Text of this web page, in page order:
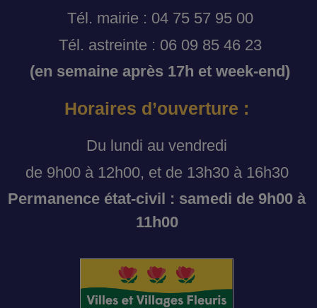
Tél. mairie : 04 75 57 95 00
Tél. astreinte : 06 09 85 46 23
(en semaine après 17h et week-end)
Horaires d’ouverture :
Du lundi au vendredi
de 9h00 à 12h00, et de 13h30 à 16h30
Permanence état-civil : samedi de 9h00 à
11h00